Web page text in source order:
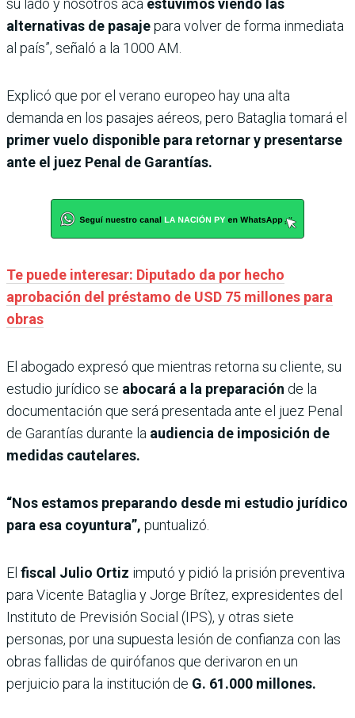
su lado y nosotros acá estuvimos viendo las
alternativas de pasajepara volver de forma inmediata
al país”, señaló a la 1000 AM.
Explicó que por el verano europeo hay una alta
demanda en los pasajes aéreos, pero Bataglia tomará el
primer vuelo disponible para retornar y presentarse
ante el juez Penal de Garantías.
Te puede interesar: Diputado da por hecho
aprobación del préstamo de USD 75 millones para
obras
El abogado expresó que mientras retorna su cliente, su
estudio jurídico se abocará a la preparación de la
documentación que será presentada ante el juez Penal
de Garantías durante la audiencia de imposición de
medidas cautelares.
“Nos estamos preparando desde mi estudio jurídico
para esa coyuntura”, puntualizó.
El fiscal Julio Ortiz imputó y pidió la prisión preventiva
para Vicente Bataglia y Jorge Brítez, expresidentes del
Instituto de Previsión Social (IPS), y otras siete
personas, por una supuesta lesión de confianza con las
obras fallidas de quirófanos que derivaron en un
perjuicio para la institución de G. 61.000 millones.